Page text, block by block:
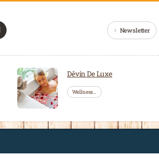
Newsletter
Děvín De Luxe
Wellness…